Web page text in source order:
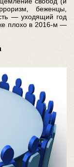
беженцы,
— уходящий год
плохо в 2016-м —